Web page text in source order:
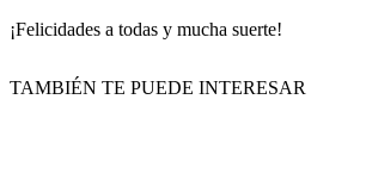
¡Felicidades a todas y mucha suerte!
TAMBIÉN TE PUEDE INTERESAR